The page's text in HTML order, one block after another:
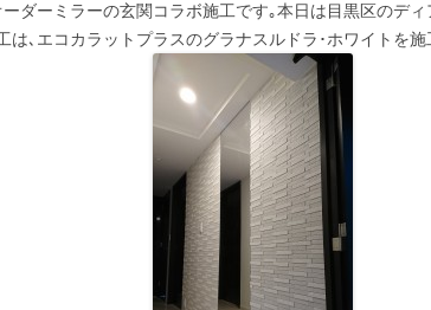
ダーミラーの玄関コラボ施工です｡本日は目黒区のデ
は､エコカラットプラスのグラナスルドラ･ホワイトを